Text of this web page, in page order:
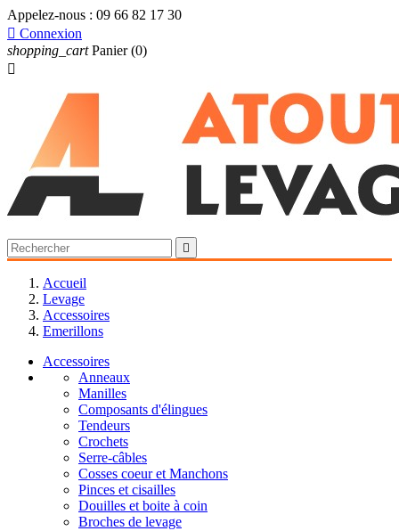
Appelez-nous : 09 66 82 17 30
 Connexion
shopping_cart Panier (0)


Accueil
Levage
Accessoires
Emerillons
Accessoires
Anneaux
Manilles
Composants d'élingues
Tendeurs
Crochets
Serre-câbles
Cosses coeur et Manchons
Pinces et cisailles
Douilles et boite à coin
Broches de levage